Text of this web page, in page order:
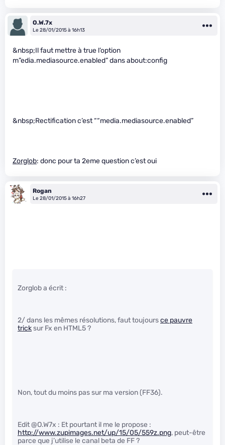
O.W.7x
Le 28/01/2015 à 16h13
&nbsp;Il faut mettre à true l’option
m”edia.mediasource.enabled” dans about:config
&nbsp;Rectification c’est ““media.mediasource.enabled”
Zorglob: donc pour ta 2eme question c’est oui
Rogan
Le 28/01/2015 à 16h27
Zorglob a écrit :
2/ dans les mêmes résolutions, faut toujoursce pauvre
tricksur Fx en HTML5 ?
Non, tout du moins pas sur ma version (FF36).
Edit @O.W7x : Et pourtant il me le propose :
http://www.zupimages.net/up/15/05/559z.png, peut-être
parce que j’utilise le canal beta de FF ?